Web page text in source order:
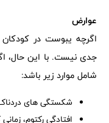
عوارض
اگرچه یبوست در کودکان
جدی نیست. با این حال،
شامل موارد زیر باشد:
شکستگی های
افتادگی رکتوم،